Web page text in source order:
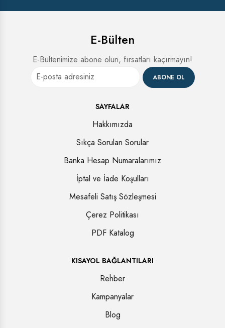
E-Bülten
E-Bültenimize abone olun, fırsatları kaçırmayın!
ABONE OL
SAYFALAR
Hakkımızda
Sıkça Sorulan Sorular
Banka Hesap Numaralarımız
İptal ve İade Koşulları
Mesafeli Satış Sözleşmesi
Çerez Politikası
PDF Katalog
KISAYOL BAĞLANTILARI
Rehber
Kampanyalar
Blog